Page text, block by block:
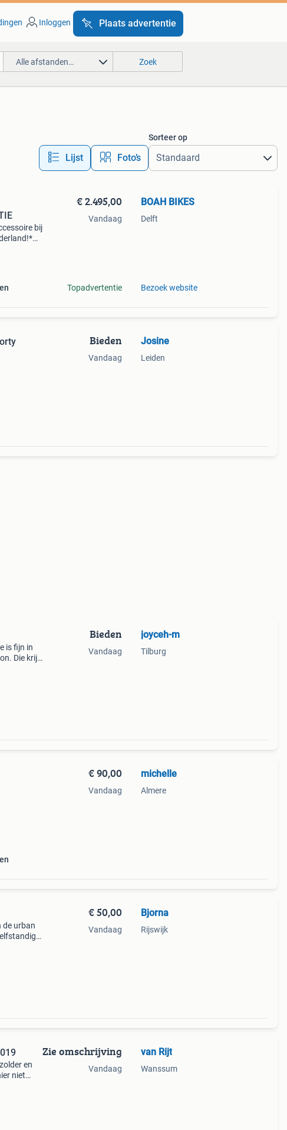
Inloggen Plaats advertentie
Alle afstanden… Zoek
Lijst Foto’s
Sorteer op
bij
€ 2.495,00
Vandaag
Topadvertentie
BOAH BIKES
Delft
Bezoek website
Bieden
Vandaag
Josine
Leiden
is fijn in
Die krijg
Bieden
Vandaag
joyceh-m
Tilburg
€ 90,00
Vandaag
michelle
Almere
de urban
€ 50,00
Vandaag
Bjorna
Rijswijk
en
niet
Zie omschrijving
Vandaag
van Rijt
Wanssum